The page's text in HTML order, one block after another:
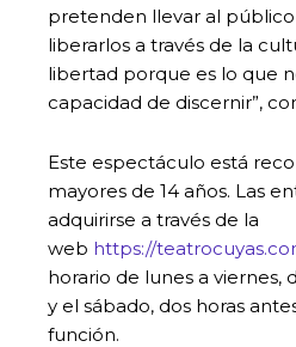
pretenden llevar al público
liberarlos a través de la
libertad porque es lo que
capacidad de discernir”,
Este espectáculo está
mayores de 14 años. Las
adquirirse a través de la
web https://
horario de lunes a viernes,
y el sábado, dos horas
función.